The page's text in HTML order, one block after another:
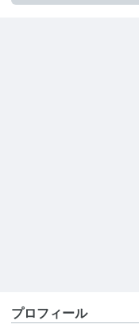
プロフィール